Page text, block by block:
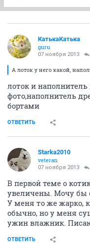
КатькаКатька
guru
07 ноября 2013
А лоток у него какой,
лоток и
фото,наполнитель
бортами
ОТВЕТИТЬ
Starka2010
veteran
07 ноября 2013
В первой теме о
увеличены. Мочу бы
У меня то же жарко,
обычно, но у меня
ужин влажник.
ОТВЕТИТЬ